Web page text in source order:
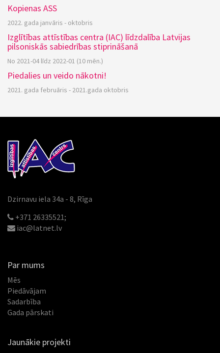
Kopienas ASS
2022. gada janvāris - oktobris
Izglītības attīstības centra (IAC) līdzdalība Latvijas
pilsoniskās sabiedrības stiprināšanā
No 2021-04 līdz 2022-01 (10 mēn.)
Piedalies un veido nākotni!
2021. gada februāris - 2021.gada oktobris
Dzirnavu iela 34a - 8, Rīga
+371 26335521;
iac@latnet.lv
Par mums
Mēs
Piedāvājam
Sadarbība
Gada pārskati
Jaunākie projekti